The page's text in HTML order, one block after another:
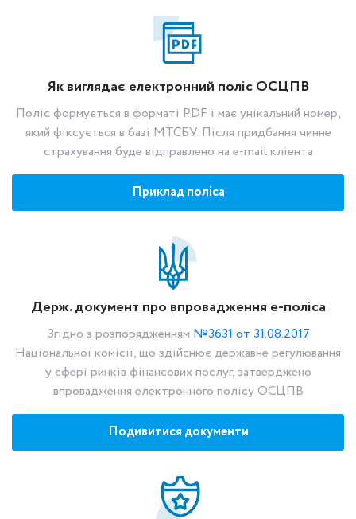
Як виглядає електронний поліс ОСЦПВ
Поліс формується в форматі PDF і має унікальний номер,
який фіксується в базі МТСБУ. Після придбання чинне
страхування буде відправлено на e-mail кліента
Приклад поліса
Держ. документ про впровадження е-поліса
Згідно з розпорядженням №3631 от 31.08.2017
Національної комісії, що здійснює державне регулювання
у сфері ринків фінансових послуг, затверджено
впровадження електронного полісу ОСЦПВ
Подивитися документи